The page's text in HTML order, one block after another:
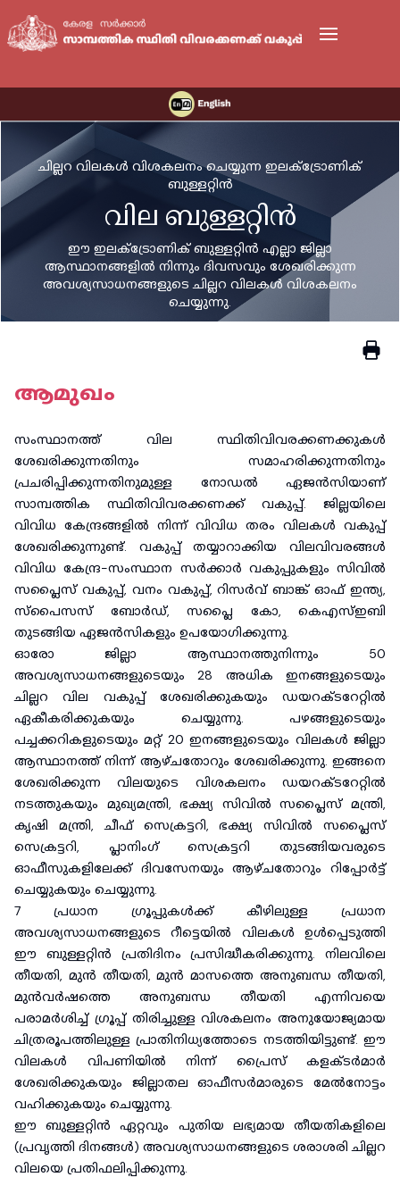
ചില്ലറ വിലകൾ വിശകലനം ചെയ്യുന്ന ഇലക്ട്രോണിക്
ബുള്ളറ്റിൻ
വില ബുള്ളറ്റിൻ
ഈ ഇലക്ട്രോണിക് ബുള്ളറ്റിൻ എല്ലാ ജില്ലാ
ആസ്ഥാനങ്ങളിൽ നിന്നും ദിവസവും ശേഖരിക്കുന്ന
അവശ്യസാധനങ്ങളുടെ ചില്ലറ വിലകൾ വിശകലനം
ചെയ്യുന്നു.
ആമുഖം
സംസ്ഥാനത്ത് വില സ്ഥിതിവിവരക്കണക്കുകൾ
ശേഖരിക്കുന്നതിനും സമാഹരിക്കുന്നതിനും
പ്രചരിപ്പിക്കുന്നതിനുമുള്ള നോഡൽ ഏജൻസിയാണ്
സാമ്പത്തിക സ്ഥിതിവിവരക്കണക്ക് വകുപ്പ്. ജില്ലയിലെ
വിവിധ കേന്ദ്രങ്ങളിൽ നിന്ന് വിവിധ തരം വിലകൾ വകുപ്പ്
ശേഖരിക്കുന്നുണ്ട്. വകുപ്പ് തയ്യാറാക്കിയ വിലവിവരങ്ങൾ
വിവിധ കേന്ദ്ര-സംസ്ഥാന സർക്കാർ വകുപ്പുകളും സിവിൽ
സപ്ലൈസ് വകുപ്പ്, വനം വകുപ്പ്, റിസർവ് ബാങ്ക് ഓഫ് ഇന്ത്യ,
സ്‌പൈസസ് ബോർഡ്, സപ്ലൈ കോ, കെഎസ്ഇബി
തുടങ്ങിയ ഏജൻസികളും ഉപയോഗിക്കുന്നു.
ഓരോ ജില്ലാ ആസ്ഥാനത്തുനിന്നും 50
അവശ്യസാധനങ്ങളുടെയും 28 അധിക ഇനങ്ങളുടെയും
ചില്ലറ വില വകുപ്പ് ശേഖരിക്കുകയും ഡയറക്ടറേറ്റിൽ
ഏകീകരിക്കുകയും ചെയ്യുന്നു. പഴങ്ങളുടെയും
പച്ചക്കറികളുടെയും മറ്റ് 20 ഇനങ്ങളുടെയും വിലകൾ ജില്ലാ
ആസ്ഥാനത്ത് നിന്ന് ആഴ്ചതോറും ശേഖരിക്കുന്നു. ഇങ്ങനെ
ശേഖരിക്കുന്ന വിലയുടെ വിശകലനം ഡയറക്‌ടറേറ്റിൽ
നടത്തുകയും മുഖ്യമന്ത്രി, ഭക്ഷ്യ സിവിൽ സപ്ലൈസ് മന്ത്രി,
കൃഷി മന്ത്രി, ചീഫ് സെക്രട്ടറി, ഭക്ഷ്യ സിവിൽ സപ്ലൈസ്
സെക്രട്ടറി, പ്ലാനിംഗ് സെക്രട്ടറി തുടങ്ങിയവരുടെ
ഓഫീസുകളിലേക്ക് ദിവസേനയും ആഴ്‌ചതോറും റിപ്പോർട്ട്
ചെയ്യുകയും ചെയ്യുന്നു.
7 പ്രധാന ഗ്രൂപ്പുകൾക്ക് കീഴിലുള്ള പ്രധാന
അവശ്യസാധനങ്ങളുടെ റീട്ടെയിൽ വിലകൾ ഉൾപ്പെടുത്തി
ഈ ബുള്ളറ്റിൻ പ്രതിദിനം പ്രസിദ്ധീകരിക്കുന്നു. നിലവിലെ
തീയതി, മുൻ തീയതി, മുൻ മാസത്തെ അനുബന്ധ തീയതി,
മുൻവർഷത്തെ അനുബന്ധ തീയതി എന്നിവയെ
പരാമർശിച്ച് ഗ്രൂപ്പ് തിരിച്ചുള്ള വിശകലനം അനുയോജ്യമായ
ചിത്രരൂപത്തിലുള്ള പ്രാതിനിധ്യത്തോടെ നടത്തിയിട്ടുണ്ട്. ഈ
വിലകൾ വിപണിയിൽ നിന്ന് പ്രൈസ് കളക്ടർമാർ
ശേഖരിക്കുകയും ജില്ലാതല ഓഫീസർമാരുടെ മേൽനോട്ടം
വഹിക്കുകയും ചെയ്യുന്നു.
ഈ ബുള്ളറ്റിൻ ഏറ്റവും പുതിയ ലഭ്യമായ തീയതികളിലെ
(പ്രവൃത്തി ദിനങ്ങൾ) അവശ്യസാധനങ്ങളുടെ ശരാശരി ചില്ലറ
വിലയെ പ്രതിഫലിപ്പിക്കുന്നു.